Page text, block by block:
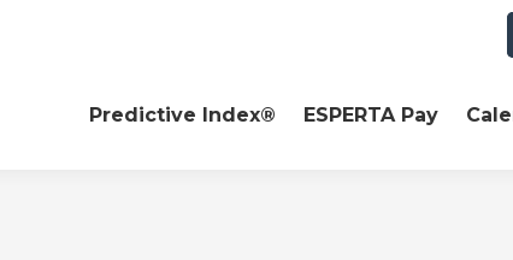
Predictive Index® ESPERTA Pay